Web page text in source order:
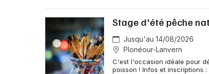
Stage d'été pêche
Jusqu'au 14/08/2026
Plonéour-Lanvern
C'est l'occasion idéale pour
poisson ! Infos et inscriptions